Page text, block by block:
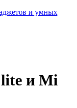
и умных
и Mi